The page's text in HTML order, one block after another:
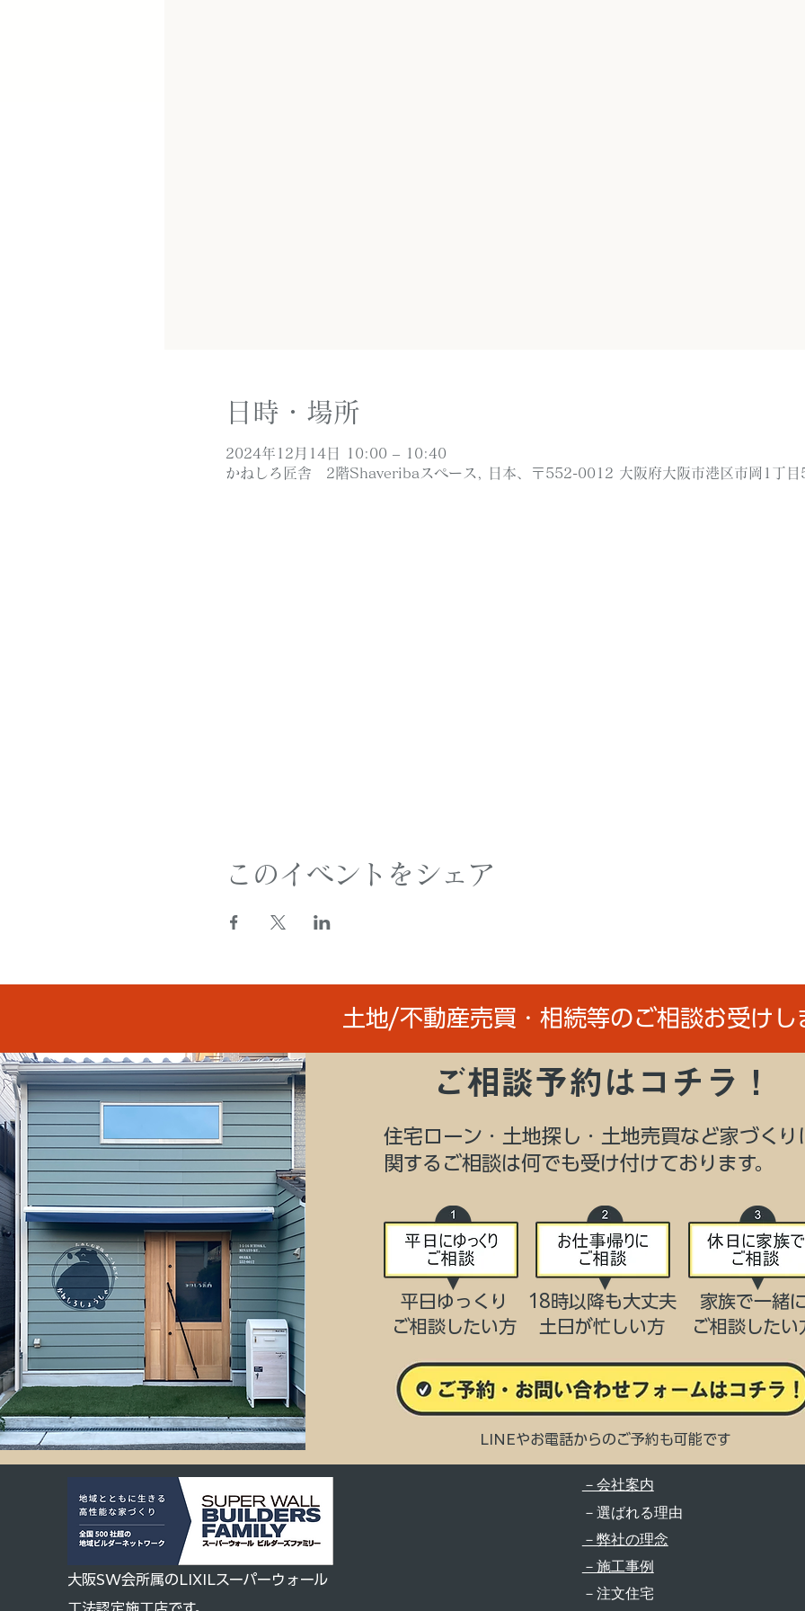
日時・場所
2024年12月14日 10:00 – 10:40
かねしろ匠舎 2階Shaveribaスペース, 日本、〒552-0012 大阪府大阪市港区市岡1丁目
このイベントをシェア
ご相談予約はコチラ！
住宅ローン・土地探し・土地売買など家づくり
関するご相談は何でも受け付けております。
平日ゆっくり
ご相談したい方
18時以降も大丈夫
​土日が忙しい方
家族で一緒
ご相談したい
LINEやお電話からのご予約も可能です
土地/不動産売買・相続等のご相談お受けし
大阪SW会所属のLIXILスーパーウォール
－会社案内
－選ばれる理由
－弊社の理念
－施工事例
－注文住宅